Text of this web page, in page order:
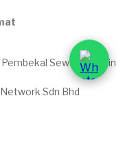
Sewaan Mesin
Sdn Bhd